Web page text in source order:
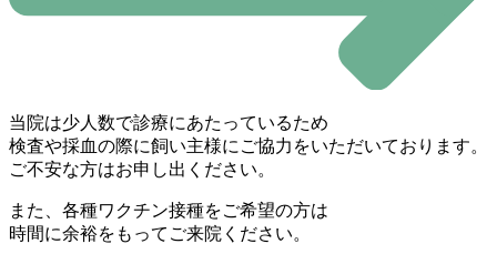
当院は少人数で診療にあたっているため
検査や採血の際に飼い主様にご協力をいただいております。
ご不安な方はお申し出ください。
また、各種ワクチン接種をご希望の方は
時間に余裕をもってご来院ください。